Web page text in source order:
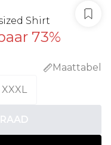
Shirt
73%
Maattabel
XXXL